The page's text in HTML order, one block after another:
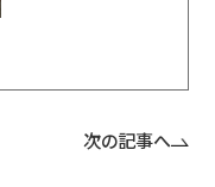
次の記事へ